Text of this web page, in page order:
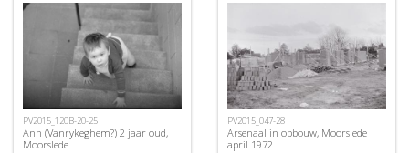
PV2015_120B-20-25
Ann (Vanrykeghem?) 2 jaar oud,
Moorslede
PV2015_047-28
Arsenaal in opbouw, Moorslede
april 1972